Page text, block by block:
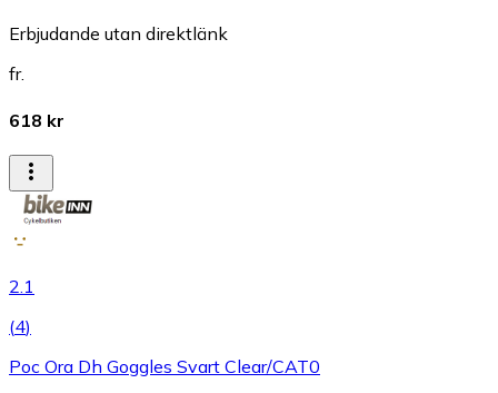
Erbjudande utan direktlänk
fr.
618 kr
2.1
(4)
Poc Ora Dh Goggles Svart Clear/CAT0